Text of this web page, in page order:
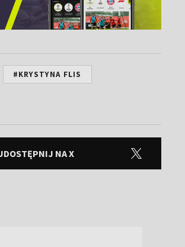
#KRYSTYNA FLIS
NA X